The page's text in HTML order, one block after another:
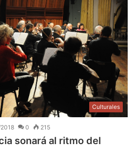
Culturales
0 215
sonará al ritmo del